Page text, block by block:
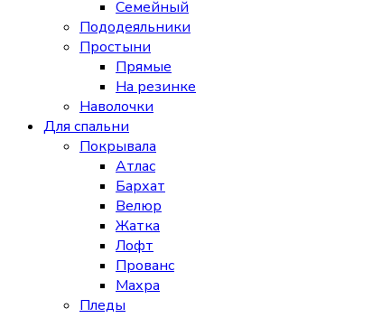
Семейный
Пододеяльники
Простыни
Прямые
На резинке
Наволочки
Для спальни
Покрывала
Атлас
Бархат
Велюр
Жатка
Лофт
Прованс
Махра
Пледы